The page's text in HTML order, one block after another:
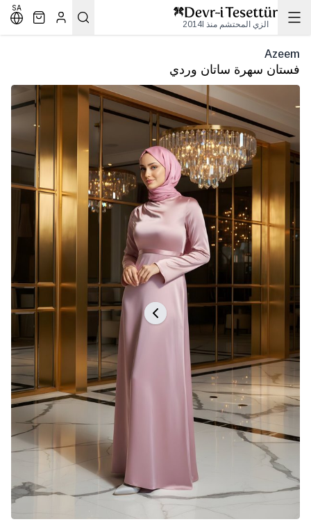
الزي المحتشم منذ 2014l
SA
Azeem
فستان سهرة ساتان وردي